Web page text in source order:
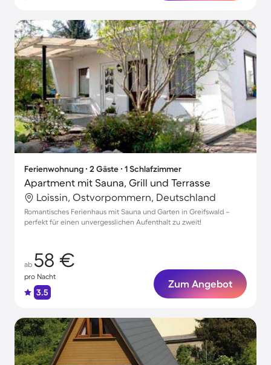
Ferienwohnung ∙ 2 Gäste ∙ 1 Schlafzimmer
Apartment mit Sauna, Grill und Terrasse
Loissin, Ostvorpommern, Deutschland
Romantisches Ferienhaus mit Sauna und Garten in Greifswald –
perfekt für einen unvergesslichen Aufenthalt zu zweit!
ab 58 €
pro Nacht
3.5
Zum Angebot